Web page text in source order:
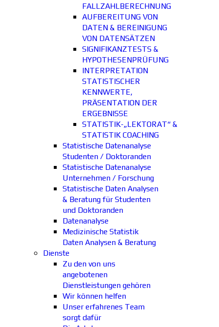
FALLZAHLBERECHNUNG
AUFBEREITUNG VON
DATEN & BEREINIGUNG
VON DATENSÄTZEN
SIGNIFIKANZTESTS &
HYPOTHESENPRÜFUNG
INTERPRETATION
STATISTISCHER
KENNWERTE,
PRÄSENTATION DER
ERGEBNISSE
STATISTIK-„LEKTORAT“ &
STATISTIK COACHING
Statistische Datenanalyse
Studenten / Doktoranden
Statistische Datenanalyse
Unternehmen / Forschung
Statistische Daten Analysen
& Beratung für Studenten
und Doktoranden
Datenanalyse
Medizinische Statistik
Daten Analysen & Beratung
Dienste
Zu den von uns
angebotenen
Dienstleistungen gehören
Wir können helfen
Unser erfahrenes Team
sorgt dafür